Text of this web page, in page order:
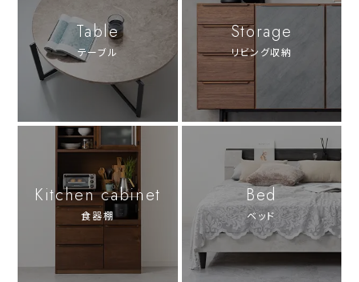
Table
テーブル
Storage
リビング収納
Kitchen cabinet
食器棚
Bed
ベッド